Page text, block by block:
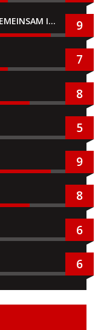
SUPER MARIO BROS. WONDER + GEMEINSAM IM BELLABEL-PARK 9
7
8
5
9
8
6
6